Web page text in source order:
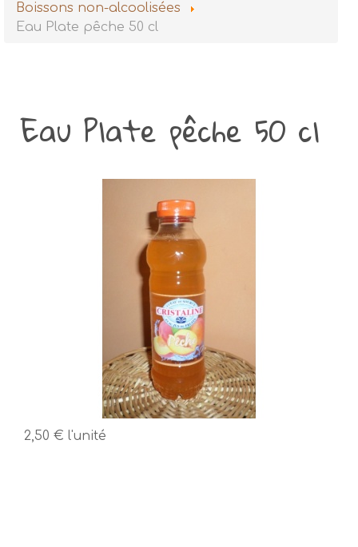
Boissons non-alcoolisées
Eau Plate pêche 50 cl
Eau Plate pêche 50 cl
2,50 € l'unité